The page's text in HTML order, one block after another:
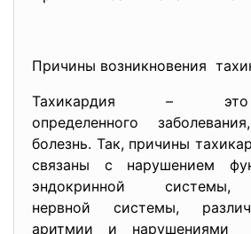
Причины возникновения
Тахикардия –
определенного
болезнь. Так, причины
связаны с нарушением
эндокринной системы,
нервной системы,
аритмии и нарушениями